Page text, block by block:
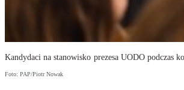
Kandydaci na stanowisko prezesa UODO podczas
Foto: PAP/Piotr Nowak